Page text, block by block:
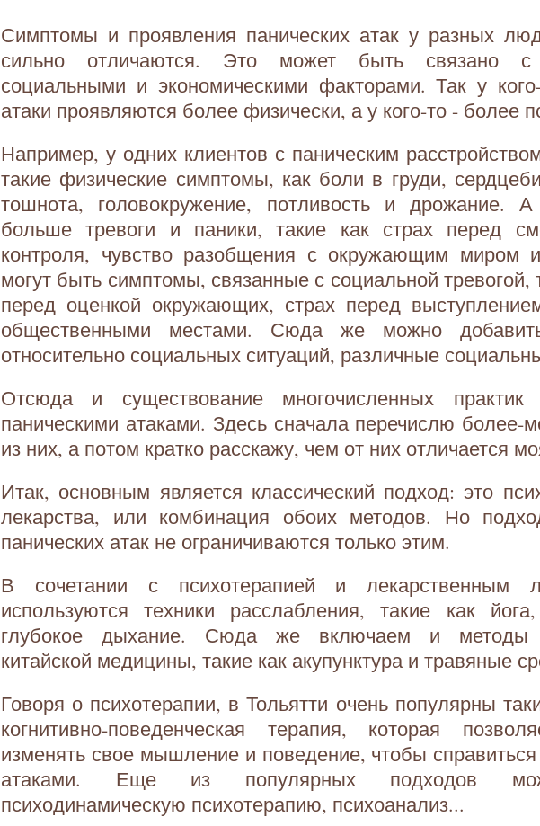
Симптомы и проявления панических атак у разных
сильно отличаются. Это может быть связано с
социальными и экономическими факторами. Так у
атаки проявляются более физически, а у кого-то - более
Например, у одних клиентов с паническим
такие физические симптомы, как боли в груди,
тошнота, головокружение, потливость и дрожание.
больше тревоги и паники, такие как страх перед
контроля, чувство разобщения с окружающим миром
могут быть симптомы, связанные с социальной тревогой,
перед оценкой окружающих, страх перед
общественными местами. Сюда же можно
относительно социальных ситуаций, различные
Отсюда и существование многочисленных
паническими атаками. Здесь сначала перечислю более-
из них, а потом кратко расскажу, чем от них отличается
Итак, основным является классический подход: это
лекарства, или комбинация обоих методов. Но
панических атак не ограничиваются только этим.
В сочетании с психотерапией и лекарственным
используются техники расслабления, такие как
глубокое дыхание. Сюда же включаем и методы
китайской медицины, такие как акупунктура и травяные
Говоря о психотерапии, в Тольятти очень популярны
когнитивно-поведенческая терапия, которая
изменять свое мышление и поведение, чтобы
атаками. Еще из популярных подходов
психодинамическую психотерапию, психоанализ...